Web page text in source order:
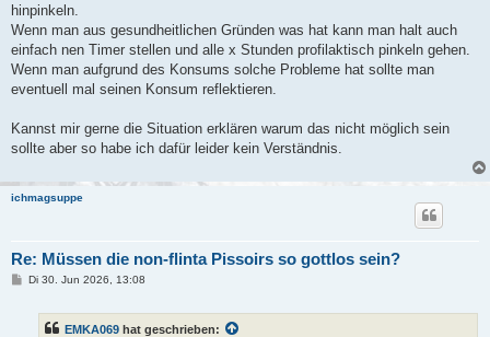
hinpinkeln.
Wenn man aus gesundheitlichen Gründen was hat kann man halt auch
einfach nen Timer stellen und alle x Stunden profilaktisch pinkeln gehen.
Wenn man aufgrund des Konsums solche Probleme hat sollte man
eventuell mal seinen Konsum reflektieren.
Kannst mir gerne die Situation erklären warum das nicht möglich sein
sollte aber so habe ich dafür leider kein Verständnis.
ichmagsuppe
Re: Müssen die non-flinta Pissoirs so gottlos sein?
BDi 30. Jun 2026, 13:08
EMKA069 hat geschrieben: